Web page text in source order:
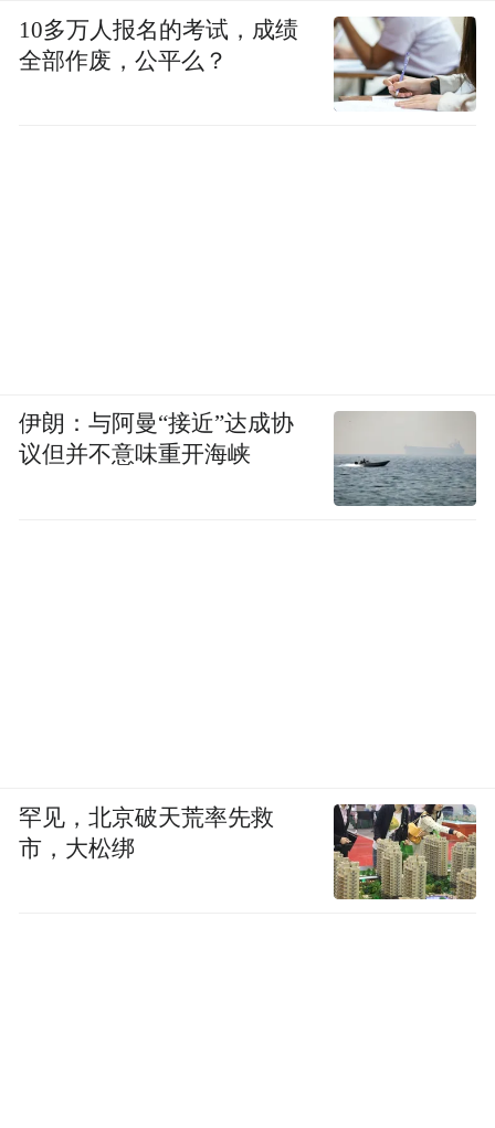
10多万人报名的考试，成绩
全部作废，公平么？
伊朗：与阿曼“接近”达成协
议但并不意味重开海峡
罕见，北京破天荒率先救
市，大松绑